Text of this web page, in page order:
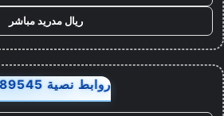
ريال مدريد مباشر
روابط نصية AA89545